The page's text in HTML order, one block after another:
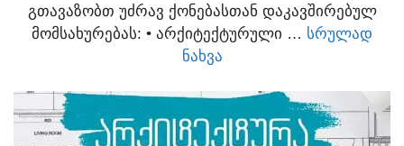
ᲒᲗᲐᲕᲐᲖᲝᲑᲗ ᲣᲫᲠᲐᲕ ᲥᲝᲜᲔᲑᲐᲡᲗᲐᲜ ᲓᲐᲙᲐᲕᲨᲘᲠᲔᲑᲣᲚ
ᲛᲝᲛᲡᲐᲮᲣᲠᲔᲑᲐᲡ:​ • ᲐᲠᲥᲘᲢᲔᲥᲢᲣᲠᲣᲚᲘ … ᲡᲠᲣᲚᲐᲓ
ᲜᲐᲮᲕᲐ